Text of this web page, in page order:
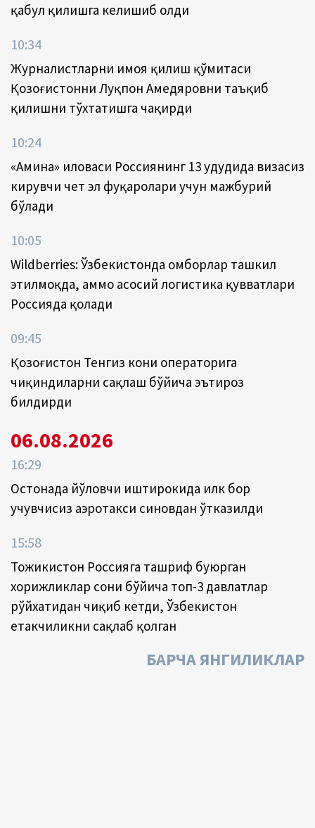
қабул қилишга келишиб олди
10:34
Журналистларни ҳимоя қилиш қўмитаси
Қозоғистонни Луқпон Аҳмедяровни таъқиб
қилишни тўхтатишга чақирди
10:24
«Амина» иловаси Россиянинг 13 ҳудудида визасиз
кирувчи чет эл фуқаролари учун мажбурий
бўлади
10:05
Wildberries: Ўзбекистонда омборлар ташкил
этилмоқда, аммо асосий логистика қувватлари
Россияда қолади
09:45
Қозоғистон Тенгиз кони операторига
чиқиндиларни сақлаш бўйича эътироз
билдирди
06.08.2026
16:29
Остонада йўловчи иштирокида илк бор
учувчисиз аэротакси синовдан ўтказилди
15:58
Тожикистон Россияга ташриф буюрган
хорижликлар сони бўйича топ-3 давлатлар
рўйхатидан чиқиб кетди, Ўзбекистон
етакчиликни сақлаб қолган
БАРЧА ЯНГИЛИКЛАР